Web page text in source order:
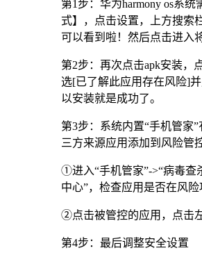
第1步：华为harmony os系统
式】，点击设置，上方搜索
可以看到啦！然后点击进入
第2步：再次点击apk安装，
选[已了解此应用存在风险]
以安装就是成功了。
第3步：系统内置“手机管家
三方来源应用添加到风险管
①进入“手机管家”->“病毒查
中心”，检查应用是否在风险
②点击被管控的应用，点击
第4步：最后调整安全设置